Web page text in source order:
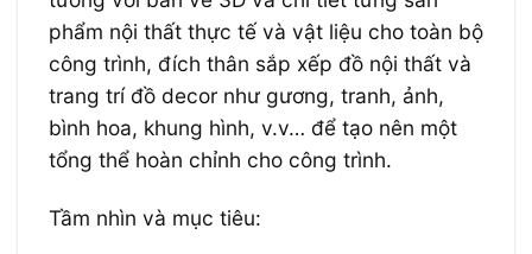
phẩm nội thất thực tế và vật liệu cho toàn bộ
công trình, đích thân sắp xếp đồ nội thất và
trang trí đồ decor như gương, tranh, ảnh,
bình hoa, khung hình, v.v… để tạo nên một
tổng thể hoàn chỉnh cho công trình.
Tầm nhìn và mục tiêu: